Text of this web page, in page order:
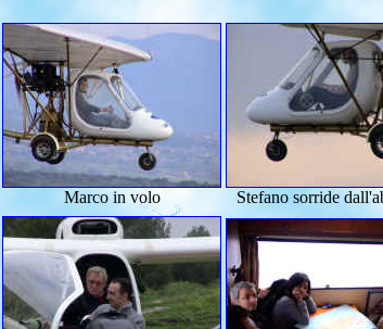
Marco in volo Stefano sorride